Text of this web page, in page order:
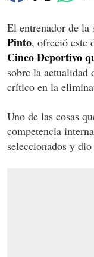
El entrenador de la
Pinto, ofreció este
Cinco Deportivo
sobre la actualidad
crítico en la
Uno de las cosas
competencia
seleccionados y